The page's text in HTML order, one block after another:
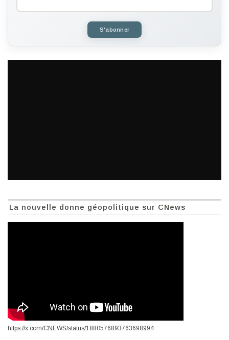
S'abonner
La nouvelle donne géopolitique sur CNews
https://x.com/CNEWS/status/1880576893763698994